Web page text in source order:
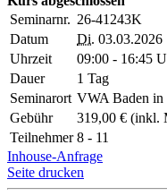
Seminarnr. 26-41243K
Datum
Di. 03.03.2026
Uhrzeit
09:00 - 16:45
Dauer
1 Tag
Seminarort VWA Baden in
Gebühr
319,00 € (inkl.
Teilnehmer 8 - 11
Inhouse-Anfrage
Seite drucken